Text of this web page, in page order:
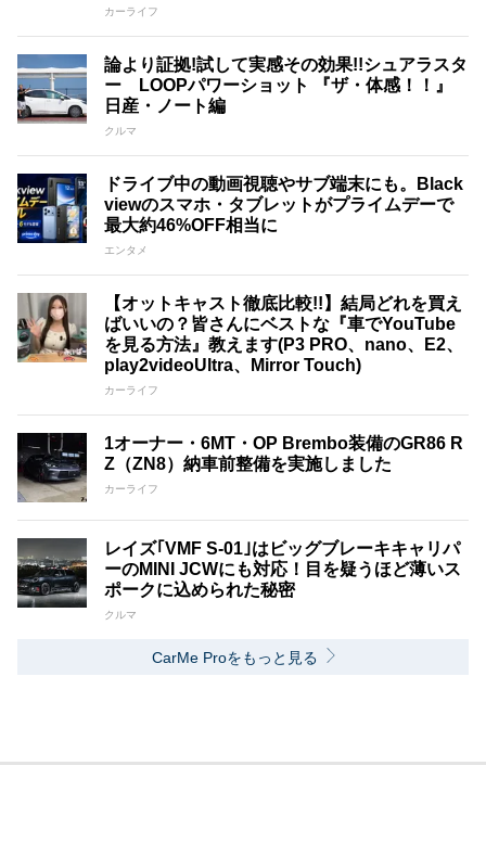
カーライフ
論より証拠!試して実感その効果!!シュアラスタ
ー LOOPパワーショット 『ザ・体感！！』
日産・ノート編
クルマ
ドライブ中の動画視聴やサブ端末にも。Black
viewのスマホ・タブレットがプライムデーで
最大約46%OFF相当に
エンタメ
【オットキャスト徹底比較!!】結局どれを買え
ばいいの？皆さんにベストな『車でYouTube
を見る方法』教えます(P3 PRO、nano、E2、
play2videoUltra、Mirror Touch)
カーライフ
1オーナー・6MT・OP Brembo装備のGR86 R
Z（ZN8）納車前整備を実施しました
カーライフ
レイズ｢VMF S-01｣はビッグブレーキキャリパ
ーのMINI JCWにも対応！目を疑うほど薄いス
ポークに込められた秘密
クルマ
CarMe Proをもっと見る